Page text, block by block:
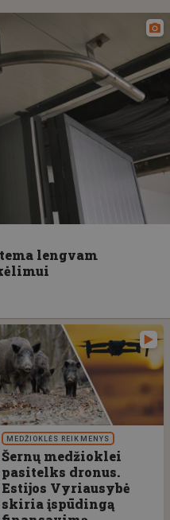
lengvam
MEDŽIOKLĖS REIKMENYS
Šernų medžioklei
pasitelks dronus.
Estijos Vyriausybė
skiria įspūdingą